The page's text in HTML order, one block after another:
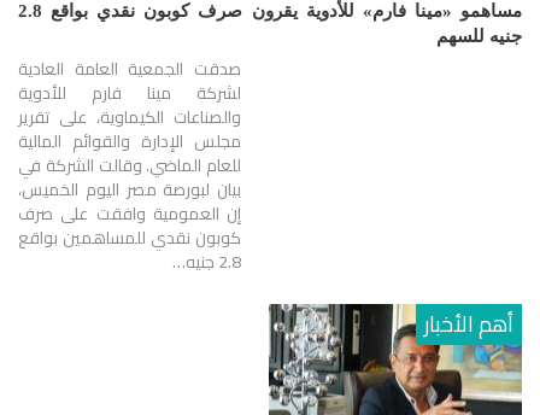
مساهمو «مينا فارم» للأدوية يقرون صرف كوبون نقدي بواقع 2.8
جنيه للسهم
صدقت الجمعية العامة العادية
لشركة مينا فارم للأدوية
والصناعات الكيماوية، على تقرير
مجلس الإدارة والقوائم المالية
للعام الماضي. وقالت الشركة في
بيان لبورصة مصر اليوم الخميس،
إن العمومية وافقت على صرف
كوبون نقدي للمساهمين بواقع
2.8 جنيه…
أهم الأخبار